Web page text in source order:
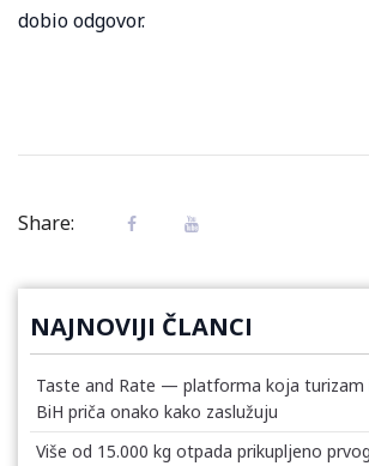
dobio odgovor.
Share:
NAJNOVIJI ČLANCI
Taste and Rate — platforma koja turizam
BiH priča onako kako zaslužuju
Više od 15.000 kg otpada prikupljeno